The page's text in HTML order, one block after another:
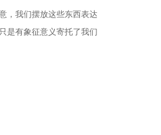
，我们摆放这些东西表达
是有象征意义寄托了我们